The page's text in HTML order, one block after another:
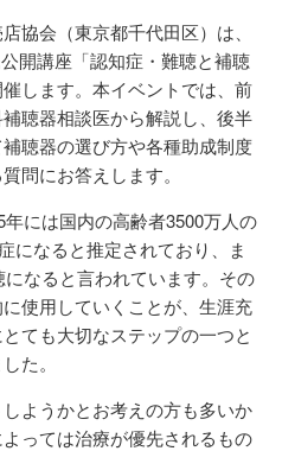
協会（東京都千代⽥区）は、
開講座「認知症・難聴と補聴
します。本イベントでは、前
聴器相談医から解説し、後半
聴器の選び⽅や各種助成制度
問にお答えします。
には国内の⾼齢者3500万⼈の
になると推定されており、ま
なると⾔われています。その
使用していくことが、生涯充
ても大切なステップの一つと
た。
ようかとお考えの方も多いか
っては治療が優先されるもの